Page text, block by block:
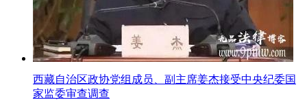
西藏自治区政协党组成员、副主席姜杰接受中央纪委国
家监委审查调查